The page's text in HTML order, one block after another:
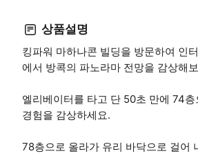
상품설명
킹파워 마하나콘 빌딩을 방문하여 인
에서 방콕의 파노라마 전망을 감상해
엘리베이터를 타고 단 50초 만에 74
경험을 감상하세요.
78층으로 올라가 유리 바닥으로 걸어